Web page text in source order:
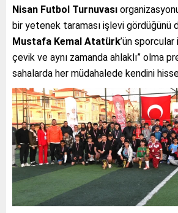
Nisan Futbol Turnuvası
bir yetenek taraması işlevi gördüğünü
Mustafa Kemal Atatürk’ün
çevik ve aynı zamanda ahlaklı” olma
sahalarda her müdahalede kendini